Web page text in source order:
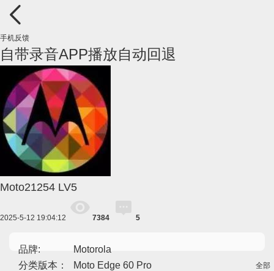
手机反馈
自带录音APP播放自动回退
Moto21254 LV5
2025-5-12 19:04:12 7384 5
品牌:
Motorola
分类版本：
Moto Edge 60 Pro
全部